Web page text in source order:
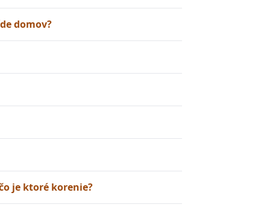
domov?
je ktoré korenie?